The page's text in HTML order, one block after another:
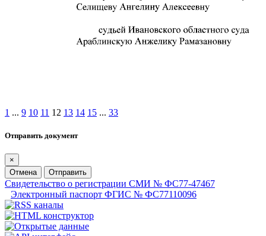
1 ... 9 10 11 12 13 14 15 ... 33
Отправить документ
×
Отмена
Отправить
Свидетельство о регистрации СМИ № ФС77-47467
Электронный паспорт ФГИС № ФС77110096